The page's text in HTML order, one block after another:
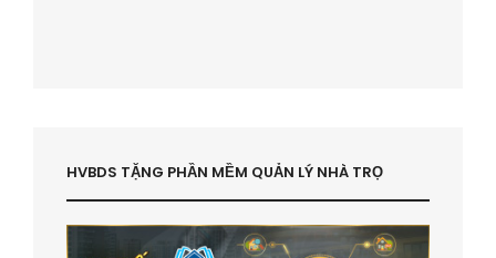
HVBDS TẶNG PHẦN MỀM QUẢN LÝ NHÀ TRỌ